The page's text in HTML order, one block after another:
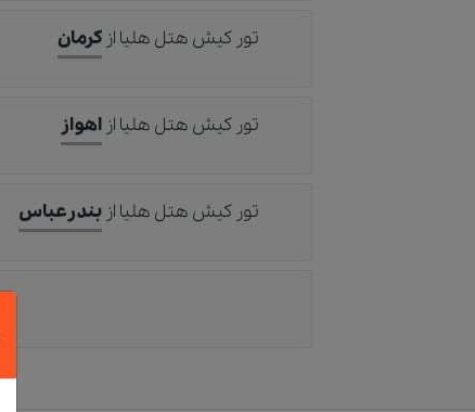
تور کیش هتل هلیا از کرمان
تور کیش هتل هلیا از اهواز
تور کیش هتل هلیا از بندرعباس